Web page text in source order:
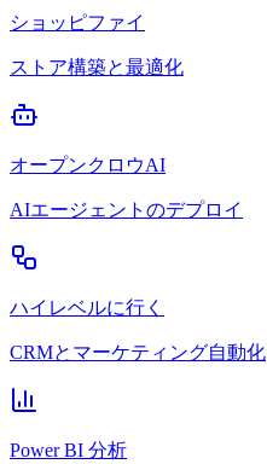
ショッピファイ
ストア構築と最適化
オープンクロウAI
AIエージェントのデプロイ
ハイレベルに行く
CRMとマーケティング自動化
Power BI 分析